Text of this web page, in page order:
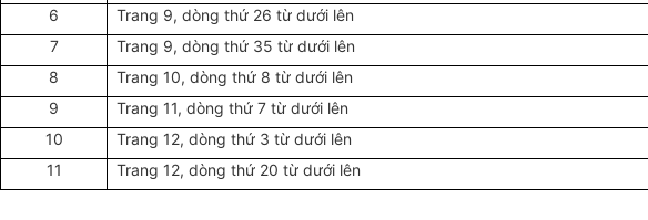
6
Trang 9, dòng thứ 26 từ dưới lên
7
Trang 9, dòng thứ 35 từ dưới lên
8
Trang 10, dòng thứ 8 từ dưới lên
9
Trang 11, dòng thứ 7 từ dưới lên
10
Trang 12, dòng thứ 3 từ dưới lên
11
Trang 12, dòng thứ 20 từ dưới lên